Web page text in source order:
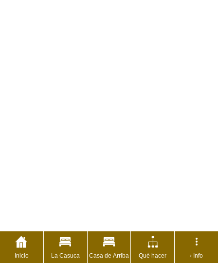
Inicio La Casuca Casa de Arriba Qué hacer › Info